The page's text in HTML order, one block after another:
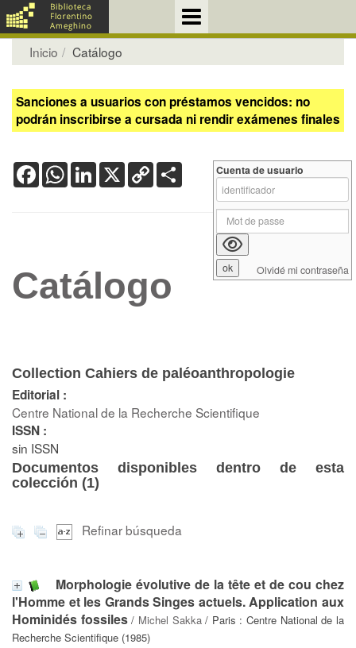
Inicio Catálogo
Sanciones a usuarios con préstamos vencidos: no
podrán inscribirse a cursada ni rendir exámenes finales
FacebookWhatsApp
LinkedIn
X Copy
Link
Catálogo
Collection Cahiers de paléoanthropologie
Editorial :
Centre National de la Recherche Scientifique
ISSN :
sin ISSN
Documentos disponibles dentro de esta
colección (1)
Refinar búsqueda
Morphologie évolutive de la tête et de cou chez
l'Homme et les Grands Singes actuels. Application aux
Hominidés fossiles/ Michel Sakka/ Paris : Centre National de la
Recherche Scientifique (1985)
Cuenta de usuario
Olvidé mi contraseña